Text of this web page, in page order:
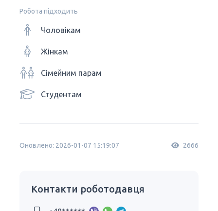
Робота підходить
Чоловікам
Жінкам
Сімейним парам
Студентам
Оновлено: 2026-01-07 15:19:07 2666
Контакти роботодавця